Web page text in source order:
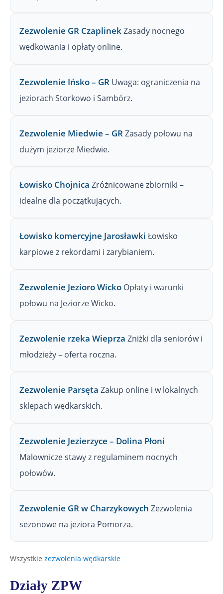
Zezwolenie GR CzaplinekZasady nocnego
wędkowania i opłaty online.
Zezwolenie Ińsko – GR Uwaga: ograniczenia na
jeziorach Storkowo i Sambórz.
Zezwolenie Miedwie – GRZasady połowu na
dużym jeziorze Miedwie.
Łowisko Chojnica Zróżnicowane zbiorniki –
idealne dla początkujących.
Łowisko komercyjne Jarosławki Łowisko
karpiowe z rekordami i zarybianiem.
Zezwolenie Jezioro Wicko Opłaty i warunki
połowu na Jeziorze Wicko.
Zezwolenie rzeka Wieprza Zniżki dla seniorów i
młodzieży – oferta roczna.
Zezwolenie Parsęta Zakup online i w lokalnych
sklepach wędkarskich.
Zezwolenie Jezierzyce – Dolina Płoni
Malownicze stawy z regulaminem nocnych
połowów.
Zezwolenie GR w Charzykowych Zezwolenia
sezonowe na jeziora Pomorza.
Wszystkie zezwolenia wędkarskie
Działy ZPW